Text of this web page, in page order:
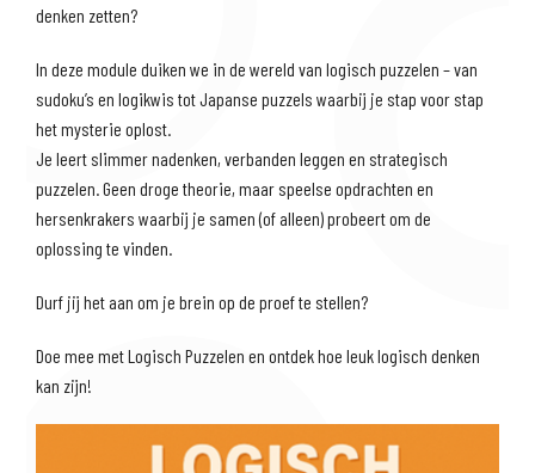
denken zetten?
In deze module duiken we in de wereld van logisch puzzelen – van
sudoku’s en logikwis tot Japanse puzzels waarbij je stap voor stap
het mysterie oplost.
Je leert slimmer nadenken, verbanden leggen en strategisch
puzzelen. Geen droge theorie, maar speelse opdrachten en
hersenkrakers waarbij je samen (of alleen) probeert om de
oplossing te vinden.
Durf jij het aan om je brein op de proef te stellen?
Doe mee met Logisch Puzzelen en ontdek hoe leuk logisch denken
kan zijn!